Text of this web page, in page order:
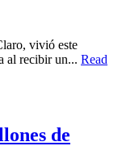
vivió este
al recibir un... Read
de